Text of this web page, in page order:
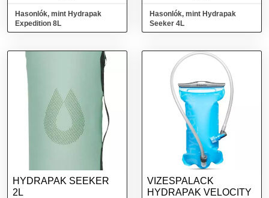
Hasonlók, mint Hydrapak
Expedition 8L
Hasonlók, mint Hydrapak
Seeker 4L
HYDRAPAK SEEKER
2L
VIZESPALACK
HYDRAPAK VELOCITY